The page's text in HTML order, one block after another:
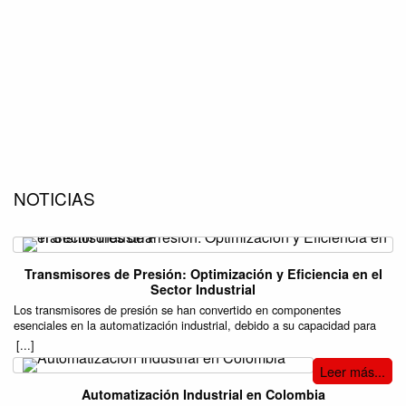
NOTICIAS
Transmisores de Presión: Optimización y Eficiencia en el
Sector Industrial
Los transmisores de presión se han convertido en componentes
esenciales en la automatización industrial, debido a su capacidad para
mejorar la precisión y eficiencia en una variedad de procesos. Estos
dispositivos son responsables de medir la presión de gases o líquidos en
sistemas cerrados, transformando esa información en señales eléctricas
que pueden ser monitoreadas y controladas. Su aplicación se extiende a
múltiples industrias, incluyendo la manufactura, el sector petroquímico, el
[...]
Leer más...
Automatización Industrial en Colombia